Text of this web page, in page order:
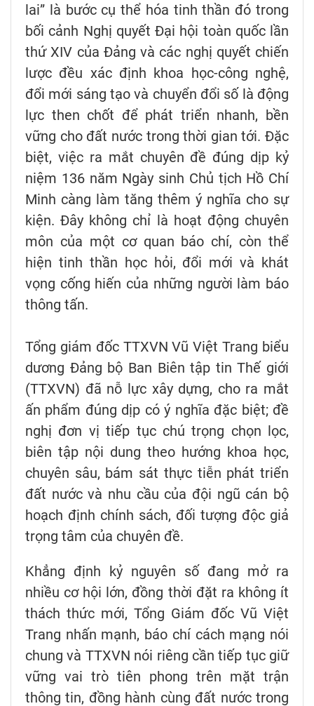
lai” là bước cụ thể hóa tinh thần đó trong
bối cảnh Nghị quyết Đại hội toàn quốc lần
thứ XIV của Đảng và các nghị quyết chiến
lược đều xác định khoa học-công nghệ,
đổi mới sáng tạo và chuyển đổi số là động
lực then chốt để phát triển nhanh, bền
vững cho đất nước trong thời gian tới. Đặc
biệt, việc ra mắt chuyên đề đúng dịp kỷ
niệm 136 năm Ngày sinh Chủ tịch Hồ Chí
Minh càng làm tăng thêm ý nghĩa cho sự
kiện. Đây không chỉ là hoạt động chuyên
môn của một cơ quan báo chí, còn thể
hiện tinh thần học hỏi, đổi mới và khát
vọng cống hiến của những người làm báo
thông tấn.
Tổng giám đốc TTXVN Vũ Việt Trang biểu
dương Đảng bộ Ban Biên tập tin Thế giới
(TTXVN) đã nỗ lực xây dựng, cho ra mắt
ấn phẩm đúng dịp có ý nghĩa đặc biệt; đề
nghị đơn vị tiếp tục chú trọng chọn lọc,
biên tập nội dung theo hướng khoa học,
chuyên sâu, bám sát thực tiễn phát triển
đất nước và nhu cầu của đội ngũ cán bộ
hoạch định chính sách, đối tượng độc giả
trọng tâm của chuyên đề.
Khẳng định kỷ nguyên số đang mở ra
nhiều cơ hội lớn, đồng thời đặt ra không ít
thách thức mới, Tổng Giám đốc Vũ Việt
Trang nhấn mạnh, báo chí cách mạng nói
chung và TTXVN nói riêng cần tiếp tục giữ
vững vai trò tiên phong trên mặt trận
thông tin, đồng hành cùng đất nước trong